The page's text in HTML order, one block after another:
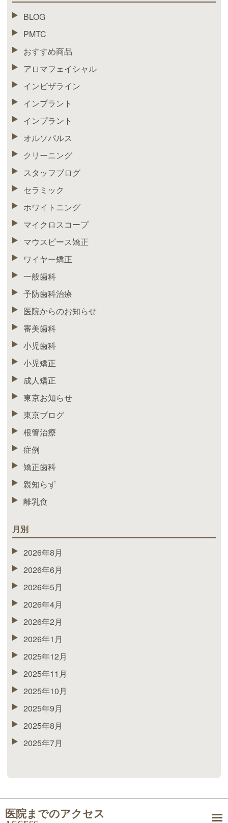
BLOG
PMTC
おすすめ商品
アロマフェイシャル
インビザライン
インプラント
インプラント
オルソパルス
クリーニング
スタッフブログ
セラミック
ホワイトニング
マイクロスコープ
マウスピース矯正
ワイヤー矯正
一般歯科
予防歯科治療
医院からのお知らせ
審美歯科
小児歯科
小児矯正
成人矯正
東京お知らせ
東京ブログ
根管治療
症例
矯正歯科
親知らず
離乳食
月別
2026年8月
2026年6月
2026年5月
2026年4月
2026年2月
2026年1月
2025年12月
2025年11月
2025年10月
2025年9月
2025年8月
2025年7月
医院までのアクセス